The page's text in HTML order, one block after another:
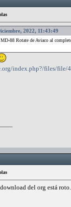
2022, 11:43:49
88 Rotate de Aviaco al
index.php?/files/file/
del org está roto.